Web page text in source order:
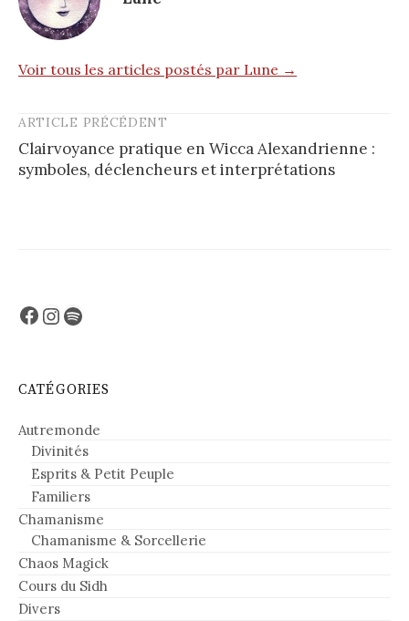
Voir tous les articles postés par Lune →
Post
navigation
ARTICLE PRÉCÉDENT
Clairvoyance pratique en Wicca Alexandrienne :
symboles, déclencheurs et interprétations
Facebook
Instagram
Spotify
CATÉGORIES
Autremonde
Divinités
Esprits & Petit Peuple
Familiers
Chamanisme
Chamanisme & Sorcellerie
Chaos Magick
Cours du Sidh
Divers